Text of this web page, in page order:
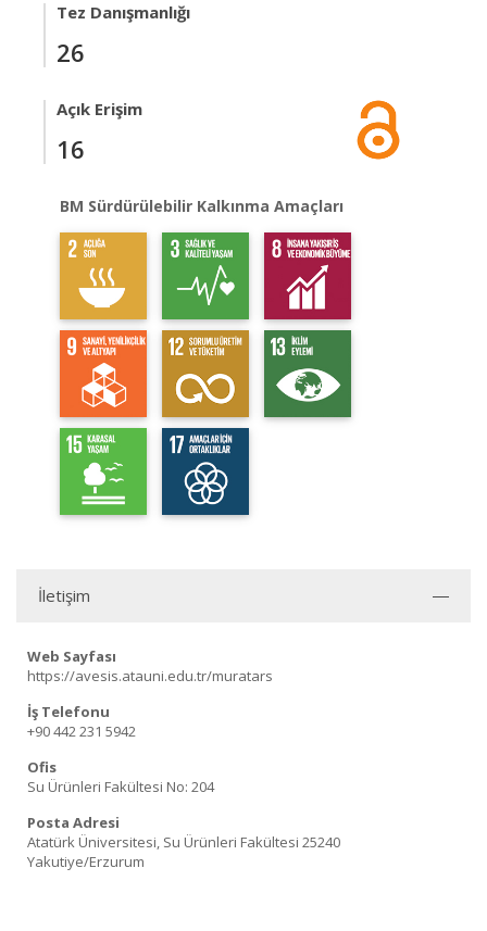
Tez Danışmanlığı
26
Açık Erişim
16
BM Sürdürülebilir Kalkınma Amaçları
İletişim
Web Sayfası
https://avesis.atauni.edu.tr/muratars
İş Telefonu
+90 442 231 5942
Ofis
Su Ürünleri Fakültesi No: 204
Posta Adresi
Atatürk Üniversitesi, Su Ürünleri Fakültesi 25240
Yakutiye/Erzurum